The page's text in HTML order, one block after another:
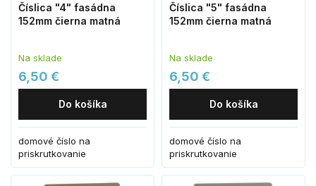
Číslica "4" fasádna
152mm čierna matná
Na sklade
6,50 €
Do košíka
domové číslo na
priskrutkovanie
Číslica "5" fasádna
152mm čierna matná
Na sklade
6,50 €
Do košíka
domové číslo na
priskrutkovanie